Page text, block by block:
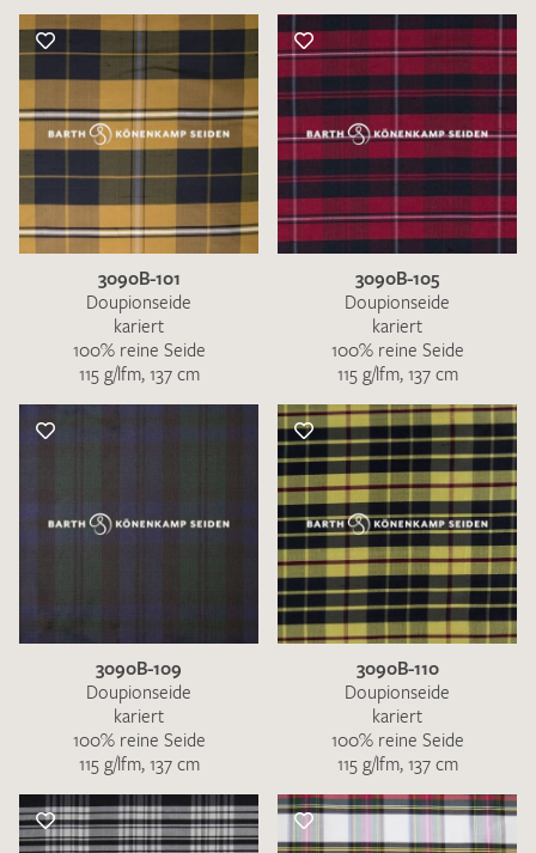
3090B-101
Doupionseide
kariert
100% reine Seide
115 g/lfm, 137 cm
3090B-105
Doupionseide
kariert
100% reine Seide
115 g/lfm, 137 cm
3090B-109
Doupionseide
kariert
100% reine Seide
115 g/lfm, 137 cm
3090B-110
Doupionseide
kariert
100% reine Seide
115 g/lfm, 137 cm